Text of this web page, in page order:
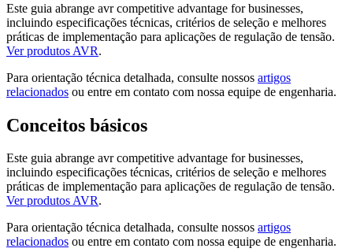
Este guia abrange avr competitive advantage for businesses,
incluindo especificações técnicas, critérios de seleção e melhores
práticas de implementação para aplicações de regulação de tensão.
Ver produtos AVR.
Para orientação técnica detalhada, consulte nossos artigos
relacionados ou entre em contato com nossa equipe de engenharia.
Conceitos básicos
Este guia abrange avr competitive advantage for businesses,
incluindo especificações técnicas, critérios de seleção e melhores
práticas de implementação para aplicações de regulação de tensão.
Ver produtos AVR.
Para orientação técnica detalhada, consulte nossos artigos
relacionados ou entre em contato com nossa equipe de engenharia.